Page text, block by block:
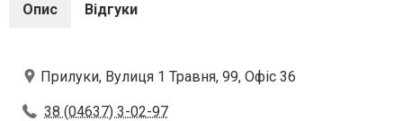
Опис Відгуки
Прилуки, Вулиця 1 Травня, 99, Офіс 36
38 (04637) 3-02-97